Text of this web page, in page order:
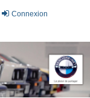
Connexion